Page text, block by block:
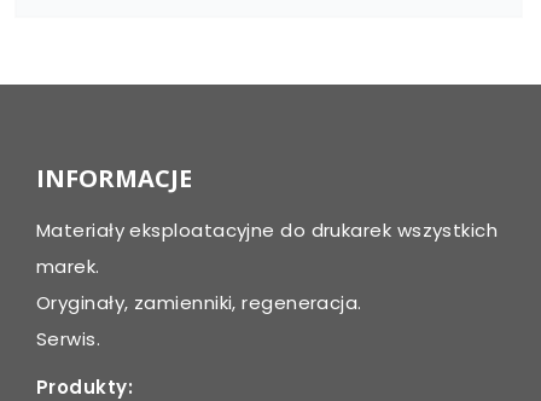
INFORMACJE
Materiały eksploatacyjne do drukarek wszystkich
marek.
Oryginały, zamienniki, regeneracja.
Serwis.
Produkty: